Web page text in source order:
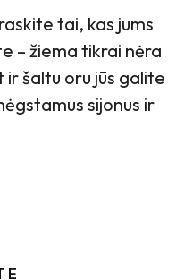
tai, kas jums
– žiema tikrai nėra
šaltu oru jūs galite
sijonus ir